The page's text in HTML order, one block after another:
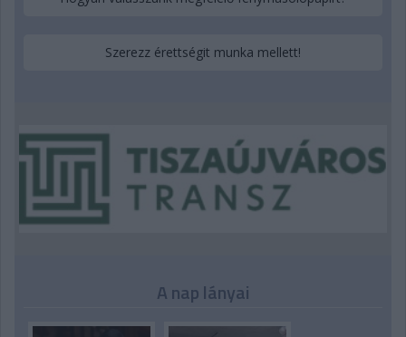
Szerezz érettségit munka mellett!
A nap lányai